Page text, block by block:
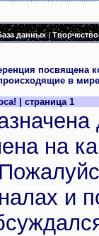
данных|Творчество
посвящена
в
| страница 1
на
и